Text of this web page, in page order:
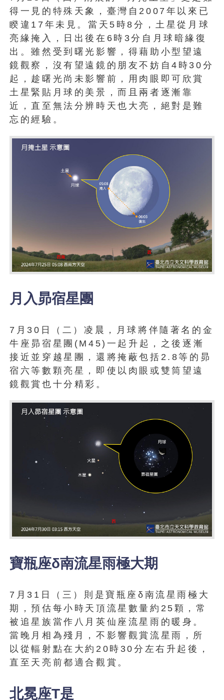
得一見的特殊天象，臺灣自2007年以來已
睽違17年未見。當天5時8分，土星從月球
亮緣掩入，日出後在6時3分自月球暗緣復
出。雖然受到曙光影響，得藉助小型望遠
鏡觀察，沒有望遠鏡的朋友不妨自4時30分
起，趁曙光尚未影響前，用肉眼即可欣賞
土星緊貼月球的美景，而且兩者逐漸靠
近，直至無法分辨時天也大亮，絕對是難
忘的經驗。
月入昴宿星團
7月30日（二）凌晨，月球將伴隨著名的金
牛座昴宿星團(M45)一起升起，之後逐漸
接近並穿越星團，還將掩蔽包括2.8等的昴
宿六等數顆亮星，即使以肉眼或雙筒望遠
鏡觀賞也十分精彩。
寶瓶座δ南流星雨極大期
7月31日（三）則是寶瓶座δ南流星雨極大
期，預估每小時天頂流星數量約25顆，常
被追星族當作八月英仙座流星雨的暖身。
當晚月相為殘月，不影響觀賞流星雨，所
以從輻射點在大約20時30分左右升起後，
直至天亮前都適合觀賞。
北冕座T是